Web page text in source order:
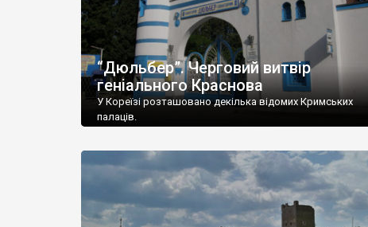
“Дюльбер”. Черговий витвір
геніального Краснова
У Кореїзі розташовано декілька відомих Кримських
палаців.